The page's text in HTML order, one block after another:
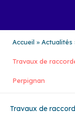
Accueil Actualités
Travaux de
Perpignan
Travaux de